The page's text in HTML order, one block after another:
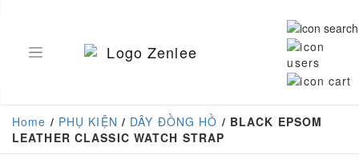
Home / PHỤ KIỆN / DÂY ĐỒNG HỒ / BLACK EPSOM
LEATHER CLASSIC WATCH STRAP